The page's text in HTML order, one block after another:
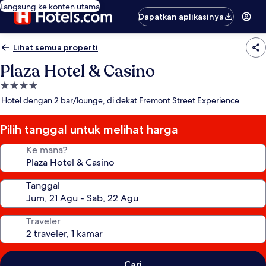
Langsung ke konten utama
Dapatkan aplikasinya
Lihat semua properti
Plaza Hotel & Casino
Properti
bintang
Hotel dengan 2 bar/lounge, di dekat Fremont Street Experience
Pilih tanggal untuk melihat harga
Ke mana?
Tanggal
Traveler